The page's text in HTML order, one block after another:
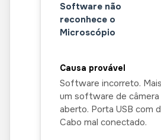
Software não
reconhece o
Microscópio
Software incorreto.
um software de câmera
aberto. Porta USB com
Cabo mal conectado.